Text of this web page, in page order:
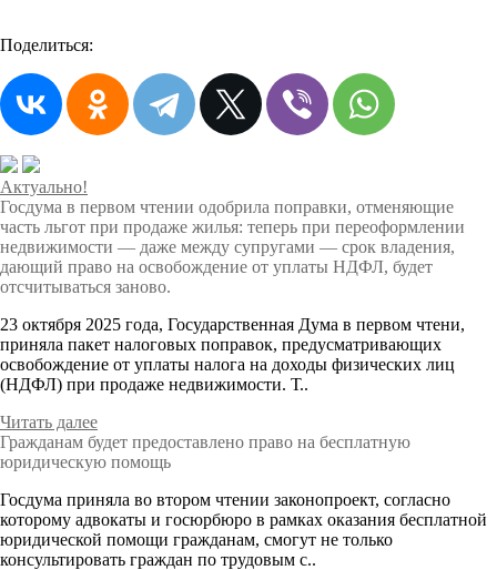
Поделиться:
Актуально!
Госдума в первом чтении одобрила поправки, отменяющие
часть льгот при продаже жилья: теперь при переоформлении
недвижимости — даже между супругами — срок владения,
дающий право на освобождение от уплаты НДФЛ, будет
отсчитываться заново.
23 октября 2025 года, Государственная Дума в первом чтени,
приняла пакет налоговых поправок, предусматривающих
освобождение от уплаты налога на доходы физических лиц
(НДФЛ) при продаже недвижимости. Т..
Читать далее
Гражданам будет предоставлено право на бесплатную
юридическую помощь
Госдума приняла во втором чтении законопроект, согласно
которому адвокаты и госюрбюро в рамках оказания бесплатной
юридической помощи гражданам, смогут не только
консультировать граждан по трудовым с..